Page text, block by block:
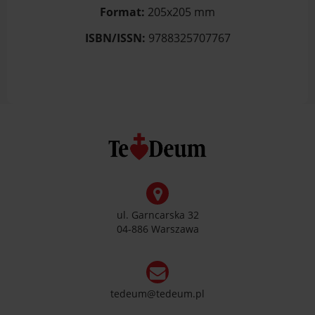
Format: 205x205 mm
ISBN/ISSN: 9788325707767
ul. Garncarska 32
04-886 Warszawa
tedeum@tedeum.pl